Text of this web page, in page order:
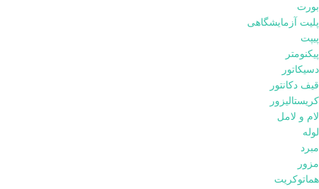
بورت
پلیت آزمایشگاهی
پیپت
پیکنومتر
دسیکاتور
قیف دکانتور
کریستالیزور
لام و لامل
لوله
مبرد
مزور
هماتوکریت